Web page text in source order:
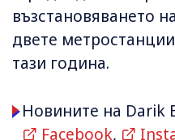
възстановяването
двете
тази година.
Новините на Darik
Facebook,